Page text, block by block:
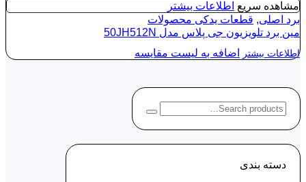
مشاهده سریع اطلاعات بیشتر
برد اصلی, قطعات یدکی محصولات
مین برد تلویزیون جی پلاس مدل 50JH512N
اطلاعات بیشتر اضافه به لیست مقایسه
دسته‌ بندی